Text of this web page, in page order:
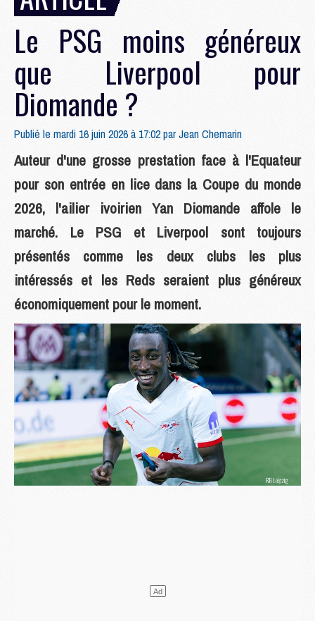
Le PSG moins généreux
que Liverpool pour
Diomande ?
Publié le mardi 16 juin 2026 à 17:02 parJean Chemarin
Auteur d'une grosse prestation face à l'Equateur
pour son entrée en lice dans la Coupe du monde
2026, l'ailier ivoirien Yan Diomande affole le
marché. Le PSG et Liverpool sont toujours
présentés comme les deux clubs les plus
intéressés et les Reds seraient plus généreux
économiquement pour le moment.